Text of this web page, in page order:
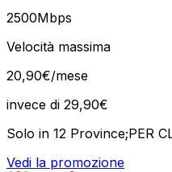
2500Mbps
Velocità massima
20,90€/mese
invece di 29,90€
Solo in 12 Province;PER
Vedi la promozione